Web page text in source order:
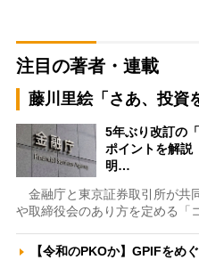
注目の著者・連載
藤川里絵「さあ、投資
5年ぶり改訂の
ポイントを解
明…
金融庁と東京証券取引所が共
や取締役会のあり方を定める「
【令和のPKOか】GPIFをめ